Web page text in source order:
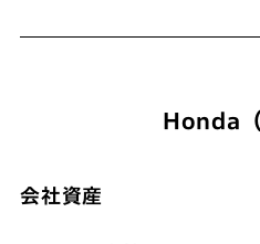
Honda（
会社資産